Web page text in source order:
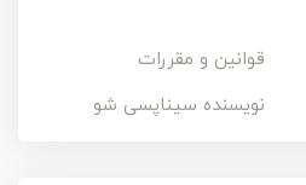
قوانین و مقررات
نویسنده سیناپسی شو